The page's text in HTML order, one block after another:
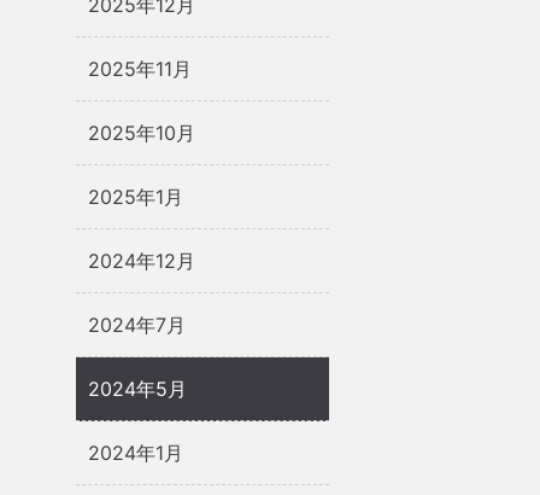
2025年12月
2025年11月
2025年10月
2025年1月
2024年12月
2024年7月
2024年5月
2024年1月